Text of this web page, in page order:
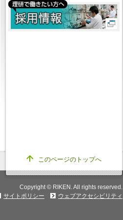
このページのトップへ
Copyright © RIKEN. All rights reserved.
サイトポリシー
ウェブアクセシビリティ